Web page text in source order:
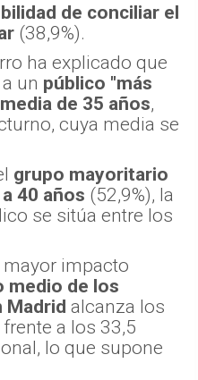
de conciliar el
(38,9%).
ha explicado que
un público "más
de 35 años,
cuya media se
grupo mayoritario
40 años (52,9%), la
se sitúa entre los
impacto
medio de los
Madrid alcanza los
frente a los 33,5
lo que supone